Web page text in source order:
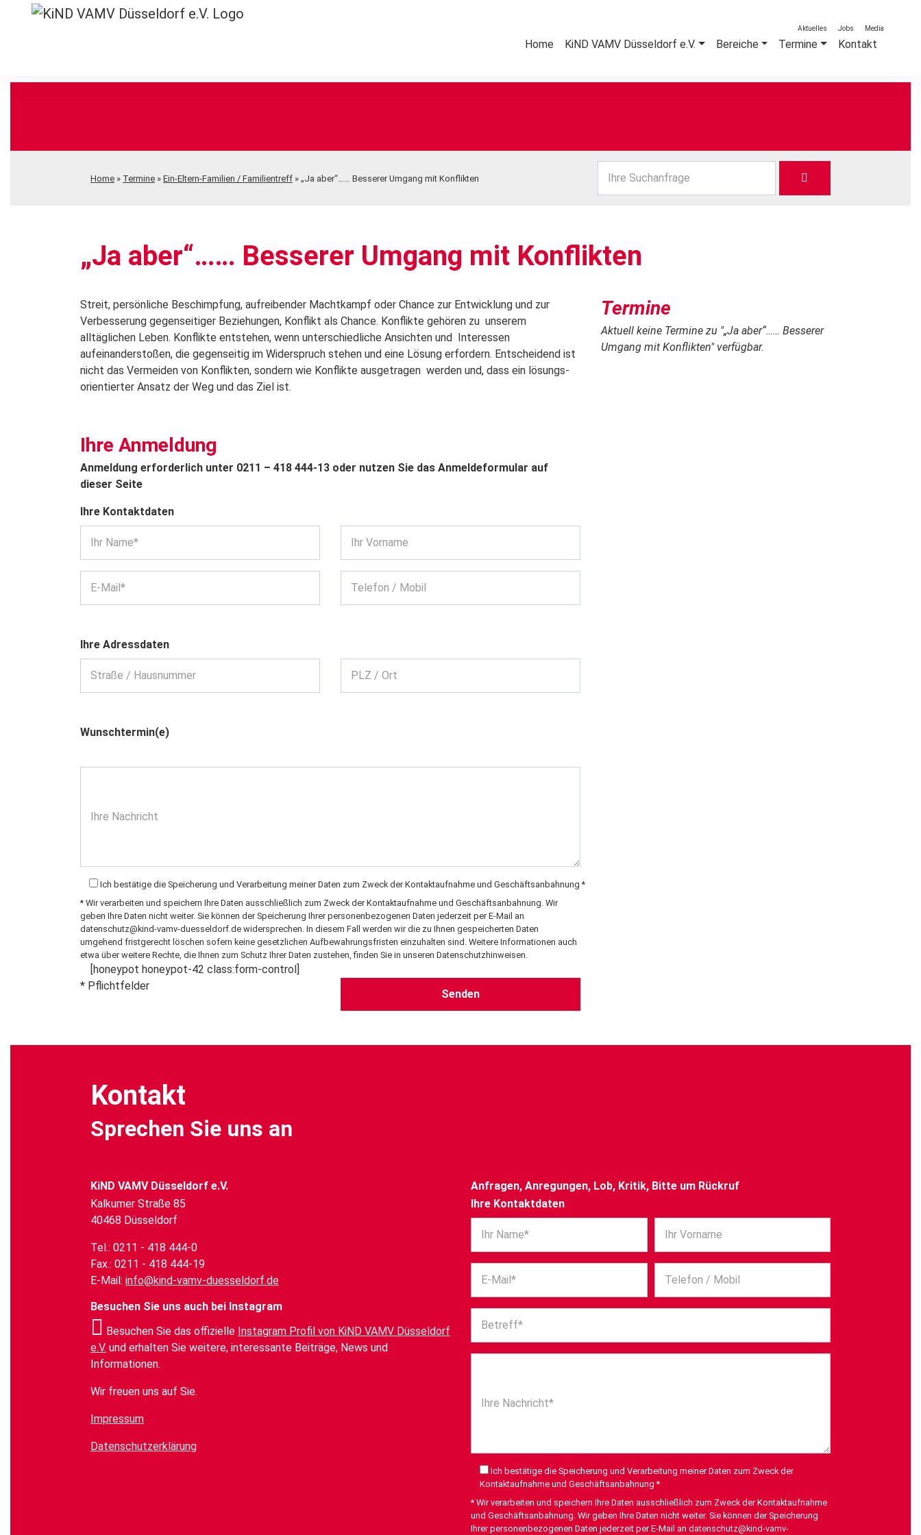
Home » Termine » Ein-Eltern-Familien / Familientreff » „Ja aber“…… Besserer Umgang mit Konflikten Ihre Suchanfrage
„Ja aber“…… Besserer Umgang mit Konflikten
Termine
Aktuell keine Termine zu "„Ja aber“…… Besserer
Umgang mit Konflikten" verfügbar.
Streit, persönliche Beschimpfung, aufreibender Machtkampf oder Chance zur Entwicklung und zur
Verbesserung gegenseitiger Beziehungen, Konflikt als Chance. Konflikte gehören zu unserem
alltäglichen Leben. Konflikte entstehen, wenn unterschiedliche Ansichten und Interessen
aufeinanderstoßen, die gegenseitig im Widerspruch stehen und eine Lösung erfordern. Entscheidend ist
nicht das Vermeiden von Konflikten, sondern wie Konflikte ausgetragen werden und, dass ein lösungs-
orientierter Ansatz der Weg und das Ziel ist.
Ihre Anmeldung
Anmeldung erforderlich unter 0211 – 418 444-13 oder nutzen Sie das Anmeldeformular auf
dieser Seite
Ihre Kontaktdaten
Ihr Name* Ihr Vorname
E-Mail* Telefon / Mobil
Ihre Adressdaten
Straße / Hausnummer PLZ / Ort
Wunschtermin(e)
Ihre Nachricht
Ich bestätige die Speicherung und Verarbeitung meiner Daten zum Zweck der Kontaktaufnahme und Geschäftsanbahnung *
* Wir verarbeiten und speichern Ihre Daten ausschließlich zum Zweck der Kontaktaufnahme und Geschäftsanbahnung. Wir
geben Ihre Daten nicht weiter. Sie können der Speicherung Ihrer personenbezogenen Daten jederzeit per E-Mail an
datenschutz@kind-vamv-duesseldorf.de widersprechen. In diesem Fall werden wir die zu Ihnen gespeicherten Daten
umgehend fristgerecht löschen sofern keine gesetzlichen Aufbewahrungsfristen einzuhalten sind. Weitere Informationen auch
etwa über weitere Rechte, die Ihnen zum Schutz Ihrer Daten zustehen, finden Sie in unseren Datenschutzhinweisen.
[honeypot honeypot-42 class:form-control]
* Pflichtfelder
Kontakt
Sprechen Sie uns an
KiND VAMV Düsseldorf e.V.
Kalkumer Straße 85
40468 Düsseldorf
Tel.: 0211 - 418 444-0
Fax.: 0211 - 418 444-19
E-Mail: info@kind-vamv-duesseldorf.de
Besuchen Sie uns auch bei Instagram
Besuchen Sie das offizielle Instagram Profil von KiND VAMV Düsseldorf
e.V. und erhalten Sie weitere, interessante Beiträge, News und
Informationen.
Wir freuen uns auf Sie.
Impressum
Datenschutzerklärung
Anfragen, Anregungen, Lob, Kritik, Bitte um Rückruf
Ihre Kontaktdaten
Ihr Name* Ihr Vorname
E-Mail* Telefon / Mobil
Betreff*
Ihre Nachricht*
Ich bestätige die Speicherung und Verarbeitung meiner Daten zum Zweck der
Kontaktaufnahme und Geschäftsanbahnung *
* Wir verarbeiten und speichern Ihre Daten ausschließlich zum Zweck der Kontaktaufnahme
und Geschäftsanbahnung. Wir geben Ihre Daten nicht weiter. Sie können der Speicherung
Ihrer personenbezogenen Daten jederzeit per E-Mail an datenschutz@kind-vamv-
Aktuelles Jobs Media
Home KiND VAMV Düsseldorf e.V. Bereiche Termine Kontakt